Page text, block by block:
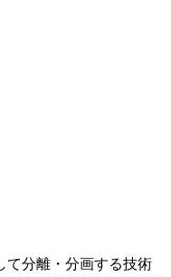
て分離・分画する技術